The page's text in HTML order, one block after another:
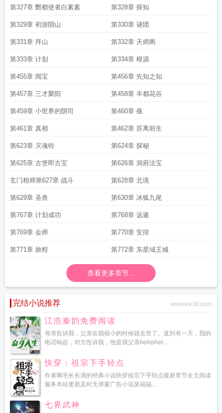
第327章 酆都使者白素素 第328章 探知
第329章 初游阴山 第330章 谜团
第331章 拜山 第332章 天师阁
第333章 计划 第334章 根源
第455章 阅宝 第456章 先知之知
第457章 三才聚阳 第458章 丰都花谷
第459章 小世界的阴司 第460章 殇
第461章 真相 第462章 苏离前生
第623章 灭魂铃 第624章 探秘
第625章 古堡即古宝 第626章 洞府法宝
玄门相师第627章 战斗 第628章 北境
第629章 圣兽 第630章 冰狐九尾
第767章 计划成功 第768章 远遁
第769章 会师 第770章 安排
第771章 旅程 第772章 东星域王城
查看更多章节...
完结小说推荐 www.kw36.com
江浩秦韵免费阅读
母亲告诉我，父亲在我很小的时候就去世了。直到有一天，我的
电话响起，对方告诉我，他是我父亲helliphel...
快穿：祖宗下手轻点
作者脚毛长长滴的经典小说快穿祖宗下手轻点最新章节全文阅读
服务本站更新及时无弹窗广告小说裴福福...
七界武神